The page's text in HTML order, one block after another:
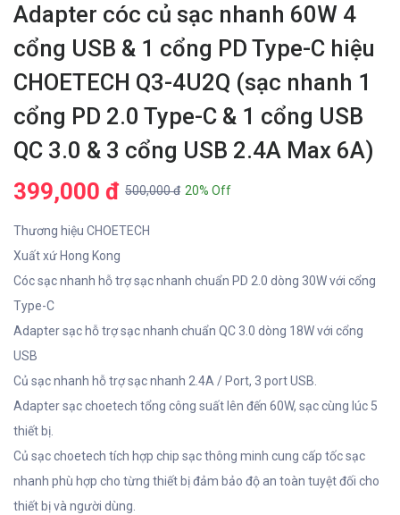
Adapter cóc củ sạc nhanh 60W 4
cổng USB & 1 cổng PD Type-C hiệu
CHOETECH Q3-4U2Q (sạc nhanh 1
cổng PD 2.0 Type-C & 1 cổng USB
QC 3.0 & 3 cổng USB 2.4A Max 6A)
399,000 đ 500,000 đ 20% Off
Thương hiệu CHOETECH
Xuất xứ Hong Kong
Cóc sạc nhanh hỗ trợ sạc nhanh chuẩn PD 2.0 dòng 30W với cổng
Type-C
Adapter sạc hỗ trợ sạc nhanh chuẩn QC 3.0 dòng 18W với cổng
USB
Củ sạc nhanh hỗ trợ sạc nhanh 2.4A / Port, 3 port USB.
Adapter sạc choetech tổng công suất lên đến 60W, sạc cùng lúc 5
thiết bị.
Củ sạc choetech tích hợp chip sạc thông minh cung cấp tốc sạc
nhanh phù hợp cho từng thiết bị đảm bảo độ an toàn tuyệt đối cho
thiết bị và người dùng.